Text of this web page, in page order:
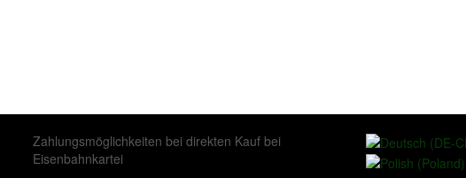
Zahlungsmöglichkeiten bei direkten Kauf bei
Eisenbahnkartei